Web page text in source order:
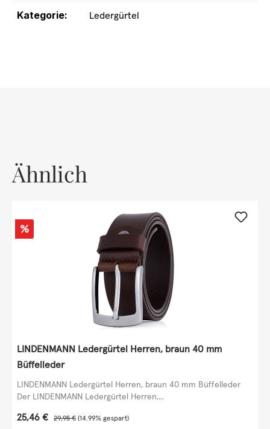
Kategorie:
Ledergürtel
Ähnlich
Rabatt
%
LINDENMANN Ledergürtel Herren, braun 40 mm
Büffelleder
LINDENMANN Ledergürtel Herren, braun 40 mm Büffelleder
Der LINDENMANN Ledergürtel Herren,...
Verkaufspreis:
25,46 € Regulärer Preis:
29,95 € (14.99% gespart)